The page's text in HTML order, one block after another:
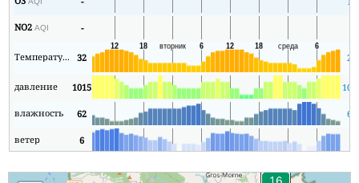
NO2AQI -
Температура 32 25
давление 1015
влажность 62 62
ветер 6